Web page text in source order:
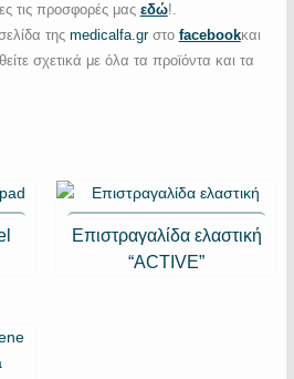
τις προσφορές μας εδώ!.
της medicalfa.grστο facebookκαι
σχετικά με όλα τα προϊόντα και τα
Επιστραγαλίδα ελαστική
“ACTIVE”